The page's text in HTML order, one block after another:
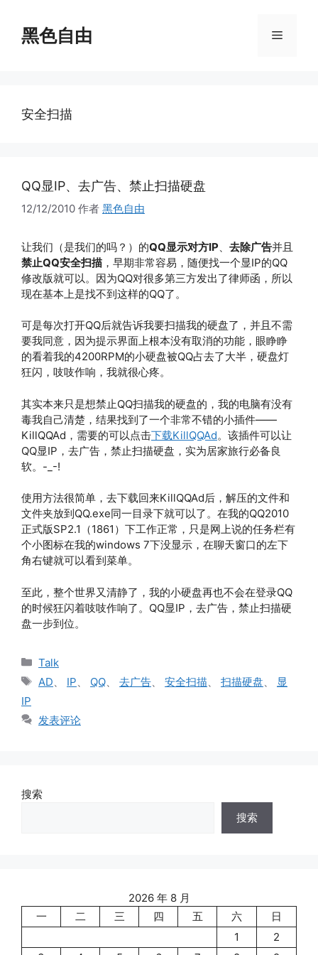
黑色自由 菜
安全扫描
QQ显IP、去广告、禁止扫描硬盘
12/12/2010 作者 黑色自由
让我们（是我们的吗？）的QQ显示对方IP 去除广告并且
禁止QQ安全扫描 ，早期非常容易，随便找一个显IP的QQ
修改版就可以。因为QQ对很多第三方发出了律师函，所以
现在基本上是找不到这样的QQ了。
可是每次打开QQ后就告诉我要扫描我的硬盘了，并且不需
要我同意，因为提示界面上根本没有取消的功能，眼睁睁
的看着我的4200RPM的小硬盘被QQ占去了大半，硬盘灯
狂闪，吱吱作响，我就很心疼。
其实本来只是想禁止QQ扫描我的硬盘的，我的电脑有没有
毒我自己清楚，结果找到了一个非常不错的小插件——
KillQQAd，需要的可以点击下载KillQQAd。该插件可以让
QQ显IP，去广告，禁止扫描硬盘，实为居家旅行必备良
软。-_-!
使用方法很简单，去下载回来KillQQAd后，解压的文件和
文件夹放到QQ.exe同一目录下就可以了。在我的QQ2010
正式版SP2.1（1861）下工作正常，只是网上说的任务栏有
个小图标在我的windows 7下没显示，在聊天窗口的左下
角右键就可以看到菜单。
至此，整个世界又清静了，我的小硬盘再也不会在登录QQ
的时候狂闪着吱吱作响了。QQ显IP，去广告，禁止扫描硬
盘一步到位。
分
类
Talk
标
AD IP QQ 去广告 安全扫描 扫描硬盘
显
IP
发表评论
搜索
搜索
2026 年 8 月
一
二 三 四 五 六
日
1
2